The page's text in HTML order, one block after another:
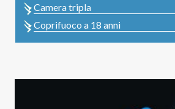
Camera tripla
Coprifuoco a 18 anni